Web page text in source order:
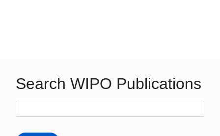
Search WIPO Publications